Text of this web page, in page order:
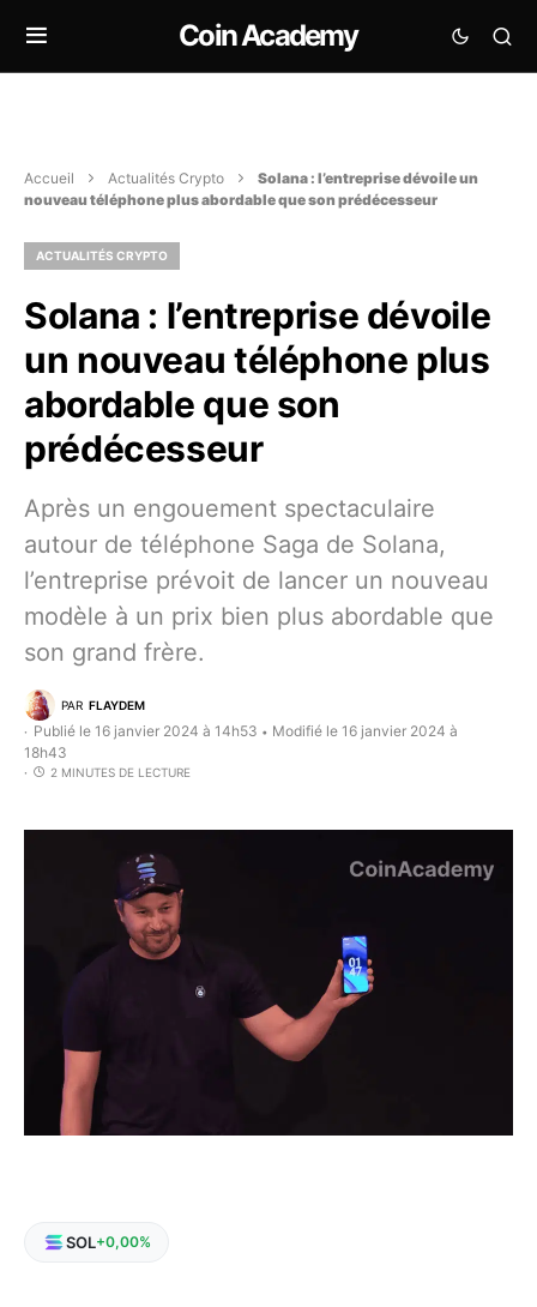
Coin Academy
Accueil Actualités Crypto
Solana : l’entreprise dévoile un
nouveau téléphone plus abordable que son prédécesseur
ACTUALITÉS CRYPTO
Solana : l’entreprise dévoile
un nouveau téléphone plus
abordable que son
prédécesseur
Après un engouement spectaculaire
autour de téléphone Saga de Solana,
l’entreprise prévoit de lancer un nouveau
modèle à un prix bien plus abordable que
son grand frère.
PAR FLAYDEM
Publié le 16 janvier 2024 à 14h53 • Modifié le 16 janvier 2024 à
18h43
2 MINUTES DE LECTURE
SOL+0,00%